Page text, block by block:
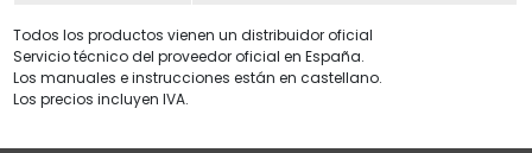
Todos los productos vienen un distribuidor oficial
Servicio técnico del proveedor oficial en España.
Los manuales e instrucciones están en castellano.
Los precios incluyen IVA.